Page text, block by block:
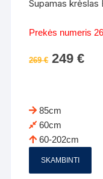
Supamas krėslas
Prekės numeris
269€ Original
price
249€price
85cm
60cm
60-202cm
SKAMBINTI